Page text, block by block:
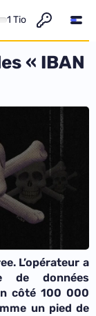
1 Tio
« IBAN
L’opérateur a
de données
côté 100 000
un pied de